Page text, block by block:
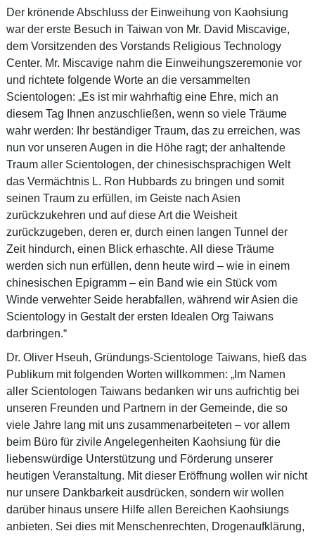
Der krönende Abschluss der Einweihung von Kaohsiung
war der erste Besuch in Taiwan von Mr. David Miscavige,
dem Vorsitzenden des Vorstands Religious Technology
Center. Mr. Miscavige nahm die Einweihungszeremonie vor
und richtete folgende Worte an die versammelten
Scientologen: „Es ist mir wahrhaftig eine Ehre, mich an
diesem Tag Ihnen anzuschließen, wenn so viele Träume
wahr werden: Ihr beständiger Traum, das zu erreichen, was
nun vor unseren Augen in die Höhe ragt; der anhaltende
Traum aller Scientologen, der chinesischsprachigen Welt
das Vermächtnis L. Ron Hubbards zu bringen und somit
seinen Traum zu erfüllen, im Geiste nach Asien
zurückzukehren und auf diese Art die Weisheit
zurückzugeben, deren er, durch einen langen Tunnel der
Zeit hindurch, einen Blick erhaschte. All diese Träume
werden sich nun erfüllen, denn heute wird – wie in einem
chinesischen Epigramm – ein Band wie ein Stück vom
Winde verwehter Seide herabfallen, während wir Asien die
Scientology in Gestalt der ersten Idealen Org Taiwans
darbringen.“
Dr. Oliver Hseuh, Gründungs-Scientologe Taiwans, hieß das
Publikum mit folgenden Worten willkommen: „Im Namen
aller Scientologen Taiwans bedanken wir uns aufrichtig bei
unseren Freunden und Partnern in der Gemeinde, die so
viele Jahre lang mit uns zusammenarbeiteten – vor allem
beim Büro für zivile Angelegenheiten Kaohsiung für die
liebenswürdige Unterstützung und Förderung unserer
heutigen Veranstaltung. Mit dieser Eröffnung wollen wir nicht
nur unsere Dankbarkeit ausdrücken, sondern wir wollen
darüber hinaus unsere Hilfe allen Bereichen Kaohsiungs
anbieten. Sei dies mit Menschenrechten, Drogenaufklärung,